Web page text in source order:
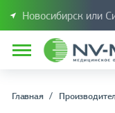
Новосибирск или
Главная